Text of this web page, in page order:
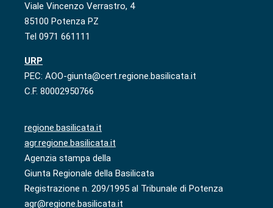
Viale Vincenzo Verrastro, 4
85100 Potenza PZ
Tel 0971 661111
URP
PEC: AOO-giunta@cert.regione.basilicata.it
C.F. 80002950766
regione.basilicata.it
agr.regione.basilicata.it
Agenzia stampa della
Giunta Regionale della Basilicata
Registrazione n. 209/1995 al Tribunale di Potenza
agr@regione.basilicata.it